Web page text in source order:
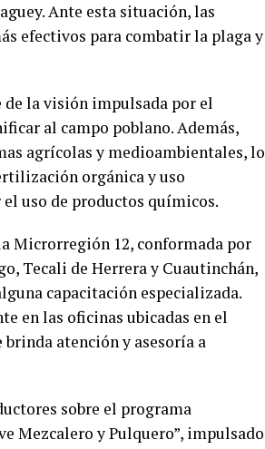
Ante esta situación, las
efectivos para combatir la plaga y
la visión impulsada por el
al campo poblano. Además,
agrícolas y medioambientales, lo
orgánica y uso
uso de productos químicos.
Microrregión 12, conformada por
Tecali de Herrera y Cuautinchán,
capacitación especializada.
en las oficinas ubicadas en el
brinda atención y asesoría a
sobre el programa
Mezcalero y Pulquero”, impulsado